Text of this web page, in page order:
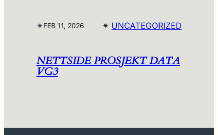
✴︎FEB 11, 2026 ✴︎ UNCATEGORIZED
NETTSIDE PROSJEKT DATA
VG3